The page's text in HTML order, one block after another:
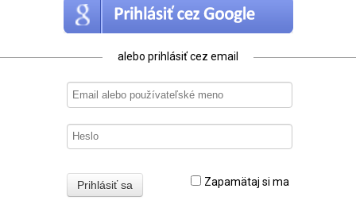
alebo prihlásiť cez email
Zapamätaj si ma